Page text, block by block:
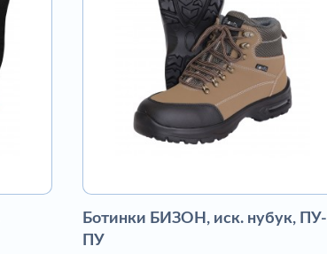
Ботинки БИЗОН, иск. нубук, ПУ-
ПУ